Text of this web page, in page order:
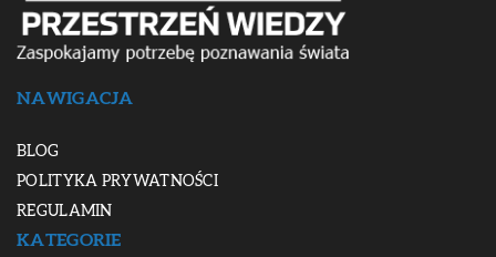
NAWIGACJA
BLOG
POLITYKA PRYWATNOŚCI
REGULAMIN
KATEGORIE